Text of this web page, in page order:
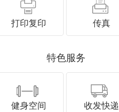
打印复印 传真
特色服务
健身空间 收发快递